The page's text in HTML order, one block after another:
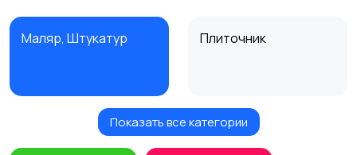
Маляр, Штукатур Плиточник
Электрик
Показать все категории